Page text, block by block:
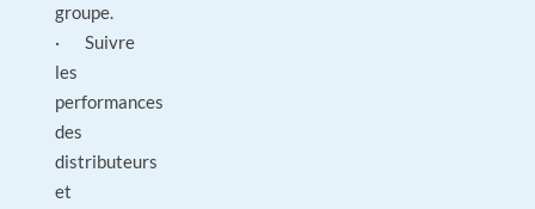
groupe.
· Suivre
les
performances
des
distributeurs
et